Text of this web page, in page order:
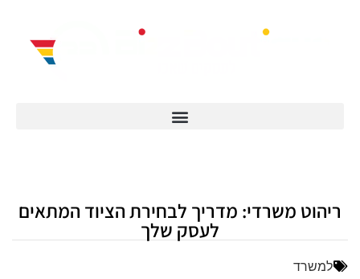
ריהוט משרדי: מדריך לבחירת הציוד המתאים
לעסק שלך
למשרד